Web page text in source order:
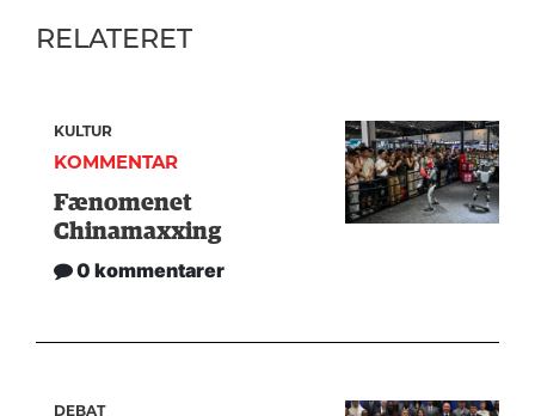
RELATERET
KULTUR
KOMMENTAR
Fænomenet
Chinamaxxing
0 kommentarer
DEBAT